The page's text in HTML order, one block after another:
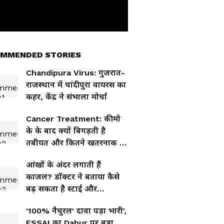
STORIES
Chandipura Virus: गुजरात-
राजस्थान में चांदीपुरा वायरस का
कहर, केंद्र ने संभाला मोर्चा
Cancer Treatment: कीमो
के के बाद क्यों बिगड़ती है
तबीयत और कितने खतरनाक हैं
उपाय
आंखों के अंदर लगाती हैं
काजल? डॉक्टर ने बताया कैसे
बढ़ सकता है स्टाई और
'100% नैचुरल' दावा पड़ा भारी',